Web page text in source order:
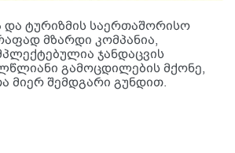
ტურიზმის საერთაშორისო
მზარდი კომპანია,
ჯანდაცვის
გამოცდილების მქონე,
მიერ შემდგარი გუნდით.